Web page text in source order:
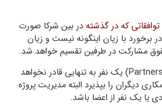
توافقاتی که در گذشتهدر بین شرکا صورت
برخورد با زیان اینگونه نیست و زيان
مشاركت در طرفين تقسيم خواهد شد.
در مشاركت (Partnership Financing) يك نفر به تنهايي قادر نخواهد
ديگران را بپذیرد البته مديريت پروژه
يا يك نفر از اعضا باشد.